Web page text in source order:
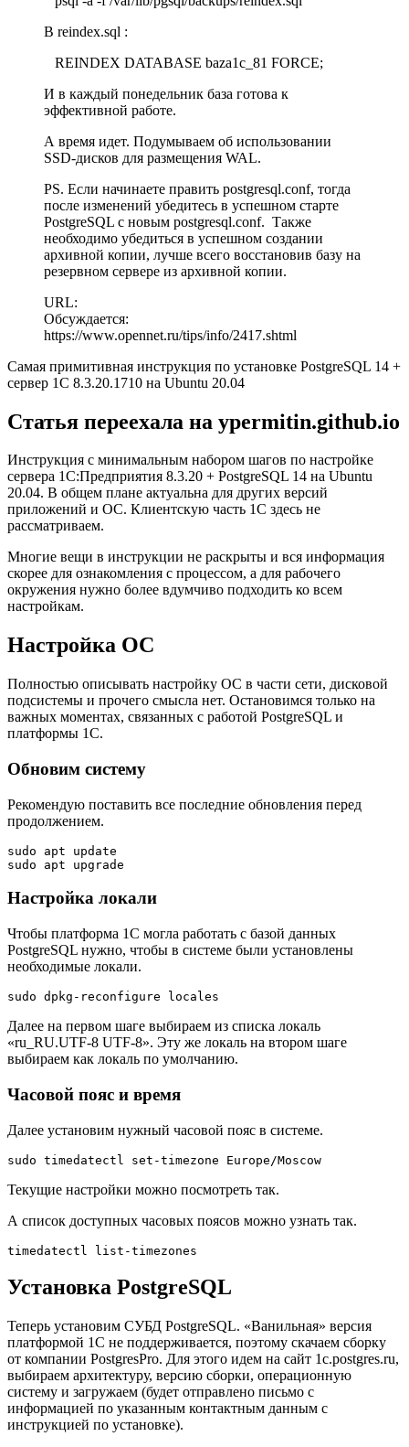
В reindex.sql :
REINDEX DATABASE baza1c_81 FORCE;
И в каждый понедельник база готова к
эффективной работе.
А время идет. Подумываем об использовании
SSD-дисков для размещения WAL.
PS. Если начинаете править postgresql.conf, тогда
после изменений убедитесь в успешном старте
PostgreSQL c новым postgresql.conf. Также
необходимо убедиться в успешном создании
архивной копии, лучше всего восстановив базу на
резервном сервере из архивной копии.
URL:
Обсуждается:
https://www.opennet.ru/tips/info/2417.shtml
Самая примитивная инструкция по установке PostgreSQL 14 +
сервер 1C 8.3.20.1710 на Ubuntu 20.04
Статья переехала на ypermitin.github.io
Инструкция с минимальным набором шагов по настройке
сервера 1С:Предприятия 8.3.20 + PostgreSQL 14 на Ubuntu
20.04. В общем плане актуальна для других версий
приложений и ОС. Клиентскую часть 1С здесь не
рассматриваем.
Многие вещи в инструкции не раскрыты и вся информация
скорее для ознакомления с процессом, а для рабочего
окружения нужно более вдумчиво подходить ко всем
настройкам.
Настройка ОС
Полностью описывать настройку ОС в части сети, дисковой
подсистемы и прочего смысла нет. Остановимся только на
важных моментах, связанных с работой PostgreSQL и
платформы 1С.
Обновим систему
Рекомендую поставить все последние обновления перед
продолжением.
sudo apt update
sudo apt upgrade
Настройка локали
Чтобы платформа 1С могла работать с базой данных
PostgreSQL нужно, чтобы в системе были установлены
необходимые локали.
sudo dpkg-reconfigure locales
Далее на первом шаге выбираем из списка локаль
«ru_RU.UTF-8 UTF-8». Эту же локаль на втором шаге
выбираем как локаль по умолчанию.
Часовой пояс и время
Далее установим нужный часовой пояс в системе.
sudo timedatectl set-timezone Europe/Moscow
Текущие настройки можно посмотреть так.
А список доступных часовых поясов можно узнать так.
timedatectl list-timezones
Установка PostgreSQL
Теперь установим СУБД PostgreSQL. «Ванильная» версия
платформой 1С не поддерживается, поэтому скачаем сборку
от компании PostgresPro. Для этого идем на сайт 1c.postgres.ru,
выбираем архитектуру, версию сборки, операционную
систему и загружаем (будет отправлено письмо с
информацией по указанным контактным данным с
инструкцией по установке).